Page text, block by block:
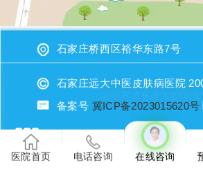
石家庄桥西区裕华东路7号
石家庄远大中医皮肤病医院
备案号 冀ICP备2023015620号
医院首页 电话咨询 在线咨询